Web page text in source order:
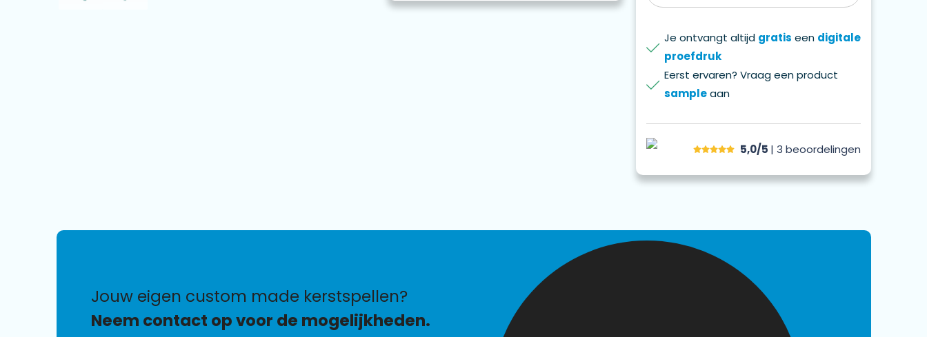
Je ontvangt altijd gratis een digitale
proefdruk
Eerst ervaren? Vraag een product
sampleaan
5,0/5 | 3 beoordelingen
jouw eigen custom made kerstspellen?
Neem contact op voor de mogelijkheden.